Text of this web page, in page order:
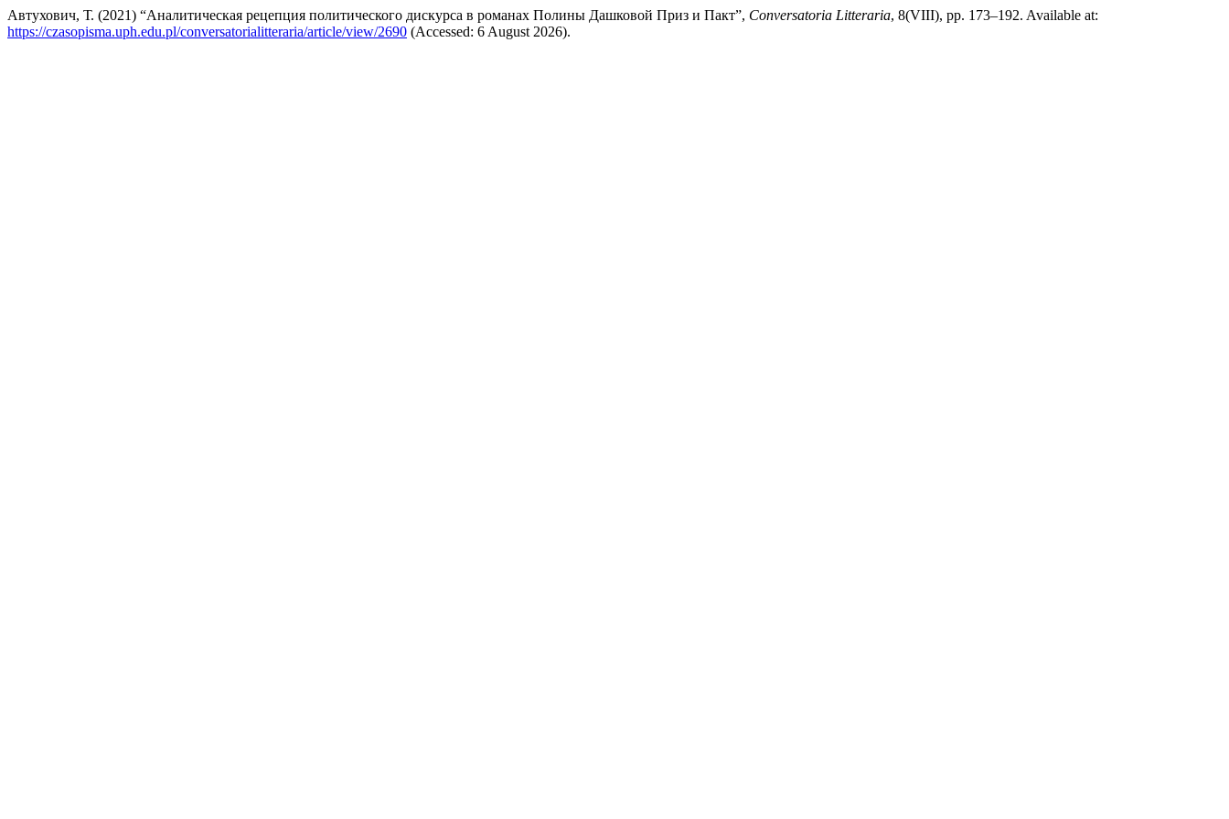
Автухович, Т. (2021) “Аналитическая рецепция политического дискурса в романах Полины Дашковой Приз и Пакт”, Conversatoria Litteraria, 8(VIII), pp. 173–192. Available at:
https://czasopisma.uph.edu.pl/conversatorialitteraria/article/view/2690 (Accessed: 6 August 2026).